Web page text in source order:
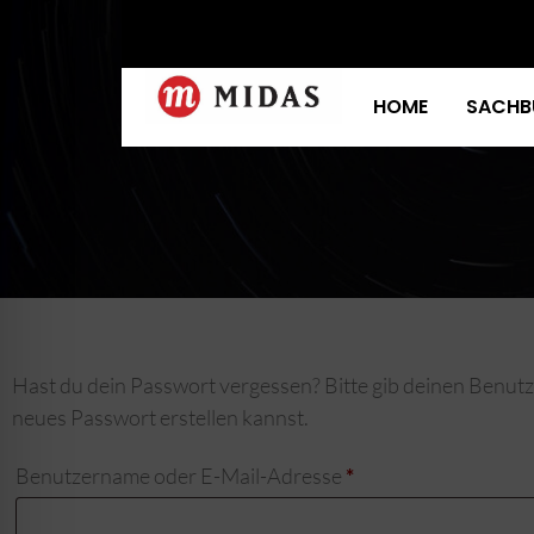
HOME
Hast du dein Passwort vergessen? Bitte gib deinen
neues Passwort erstellen kannst.
Benutzername oder E-Mail-Adresse *